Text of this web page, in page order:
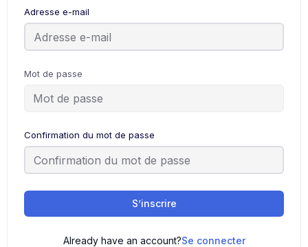
Adresse e-mail
Mot de passe
Confirmation du mot de passe
S’inscrire
Already have an account?Se connecter